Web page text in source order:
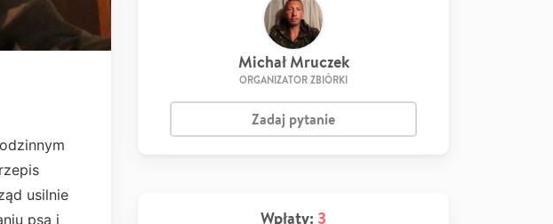
usilnie
psa i
Michał Mruczek
ORGANIZATOR ZBIÓRKI
Zadaj pytanie
Wpłaty: 3